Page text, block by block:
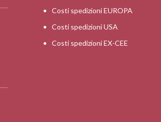
Costi spedizioni EUROPA
Costi spedizioni USA
Costi spedizioni EX-CEE